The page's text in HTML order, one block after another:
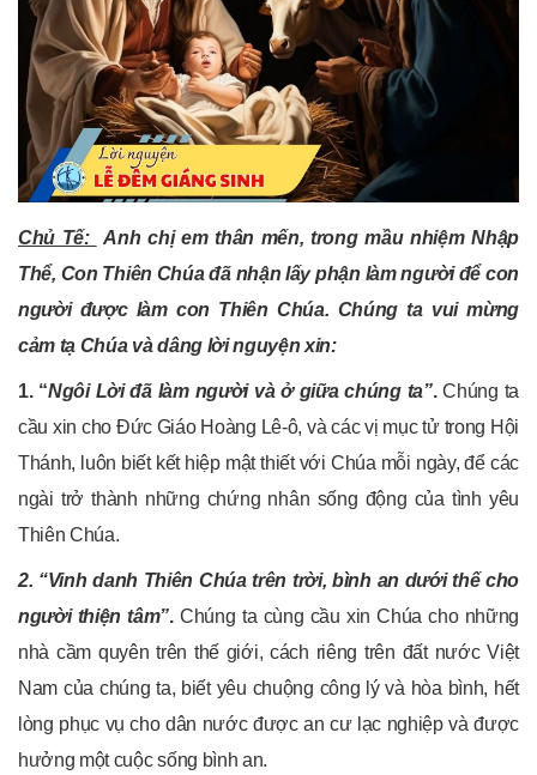
Chủ Tế:
Anh chị em thân mến, trong mầu nhiệm Nhập
Thể, Con Thiên Chúa đã nhận lấy phận làm người để con
người được làm con Thiên Chúa. Chúng ta vuimừng
cảm tạ Chúa và dâng lời nguyện xin:
1. “Ngôi Lời đã làm người và ở giữa chúng ta”.Chúng ta
cầu xin cho Đức Giáo Hoàng Lê-ô, và các vị mục tử trong Hội
Thánh, luôn biết kết hiệp mật thiết với Chúa mỗi ngày, để các
ngài trở thành những chứng nhân sống động của tình yêu
Thiên Chúa.
2. “Vinh danh Thiên Chúa trên trời, bình an dưới thế cho
người thiện tâm”.Chúng ta cùng cầu xin Chúa cho những
nhà cầm quyên trên thế giới, cách riêng trên đất nước Việt
Nam của chúng ta, biết yêu chuộng công lý và hòa bình, hết
lòng phục vụ cho dân nước được an cư lạc nghiệp và được
hưởng một cuộc sống bình an.